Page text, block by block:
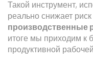
Такой инструмент,
реально снижает
производственные
итоге мы приходим к
продуктивной